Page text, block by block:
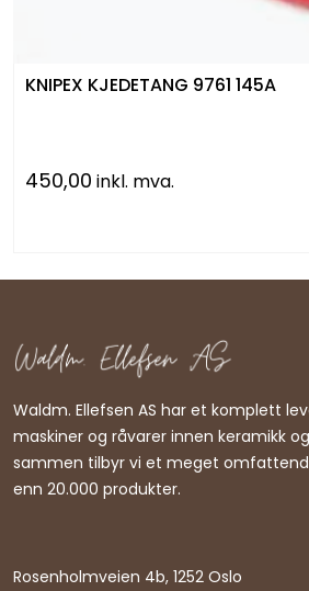
KNIPEX KJEDETANG 9761 145A
450,00 inkl. mva.
Waldm. Ellefsen AS har et komplett
maskiner og råvarer innen keramikk
sammen tilbyr vi et meget
enn 20.000 produkter.
Rosenholmveien 4b, 1252 Oslo
Dekaler
Bøker